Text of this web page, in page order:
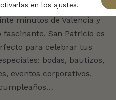
minutos de Valencia y
San Patricio es
para celebrar tus
bodas, bautizos,
eventos corporativos,
en los ajustes.